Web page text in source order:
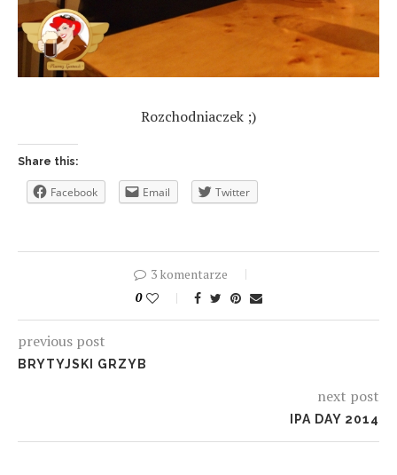
Rozchodniaczek ;)
Share this:
Facebook Email Twitter
3 komentarze
0
previous post
BRYTYJSKI GRZYB
next post
IPA DAY 2014